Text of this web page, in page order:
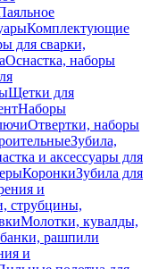
Комплектующие
для сварки,
Оснастка, наборы
Щетки для
Наборы
Отвертки, наборы
Зубила,
и аксессуары для
КоронкиЗубила для
и
струбцины,
Молотки, кувалды,
рашпили
и